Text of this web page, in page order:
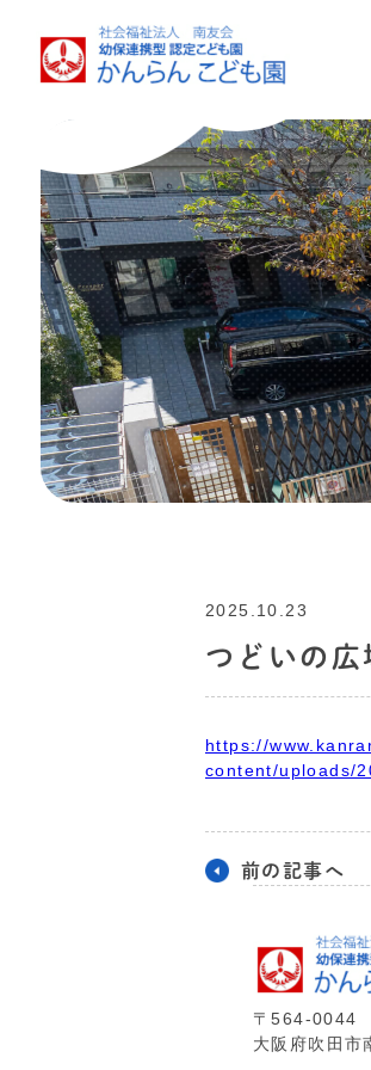
2025.10.23
つどいの
https://
content/uploads/
前の記事へ
〒564-0044
⼤阪府吹⽥